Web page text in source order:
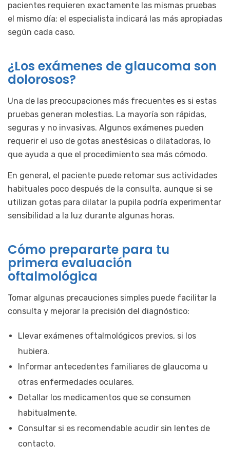
pacientes requieren exactamente las mismas pruebas
el mismo día; el especialista indicará las más apropiadas
según cada caso.
¿Los exámenes de glaucoma son
dolorosos?
Una de las preocupaciones más frecuentes es si estas
pruebas generan molestias. La mayoría son rápidas,
seguras y no invasivas. Algunos exámenes pueden
requerir el uso de gotas anestésicas o dilatadoras, lo
que ayuda a que el procedimiento sea más cómodo.
En general, el paciente puede retomar sus actividades
habituales poco después de la consulta, aunque si se
utilizan gotas para dilatar la pupila podría experimentar
sensibilidad a la luz durante algunas horas.
Cómo prepararte para tu
primera evaluación
oftalmológica
Tomar algunas precauciones simples puede facilitar la
consulta y mejorar la precisión del diagnóstico:
Llevar exámenes oftalmológicos previos, si los
hubiera.
Informar antecedentes familiares de glaucoma u
otras enfermedades oculares.
Detallar los medicamentos que se consumen
habitualmente.
Consultar si es recomendable acudir sin lentes de
contacto.